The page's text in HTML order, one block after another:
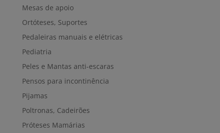
Mesas de apoio
Ortóteses, Suportes
Pedaleiras manuais e elétricas
Pediatria
Peles e Mantas anti-escaras
Pensos para incontinência
Pijamas
Poltronas, Cadeirões
Próteses Mamárias